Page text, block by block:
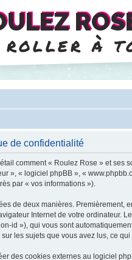
à
de confidentialité
comment « Roulez Rose » et ses
», « logiciel phpBB », «
par « vos informations »).
de deux manières. Premièrement,
Internet de votre ordinateur.
id »), qui vous sont
les sujets que vous avez lus, ce
des cookies externes au logiciel